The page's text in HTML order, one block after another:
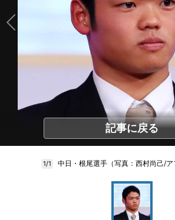
記事に戻る
1/1 中日・根尾選手（写真：西村尚己/ア